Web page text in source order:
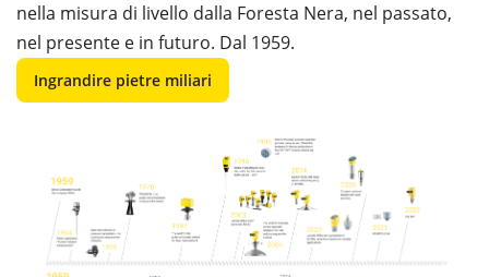
nella misura di livello dalla Foresta Nera, nel passato,
nel presente e in futuro. Dal 1959.
Ingrandire pietre miliari